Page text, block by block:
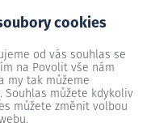
cookies
od vás souhlas se
na Povolit vše nám
my tak můžeme
Souhlas můžete kdykoliv
můžete změnit volbou